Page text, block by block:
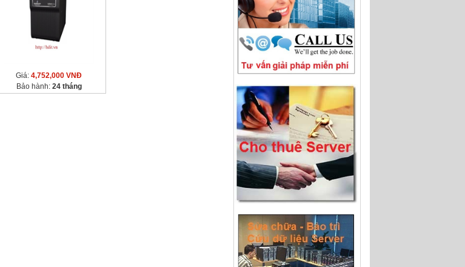
Giá: 4,752,000 VNĐ
Bảo hành: 24 tháng